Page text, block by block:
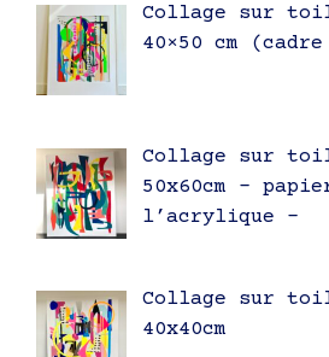
Collage sur
40×50 cm (cadre
Collage sur
50x60cm –
l’acrylique –
Collage sur
40x40cm